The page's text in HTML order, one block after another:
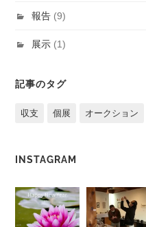
報告 (9)
展示 (1)
記事のタグ
収支 個展 オークション
INSTAGRAM